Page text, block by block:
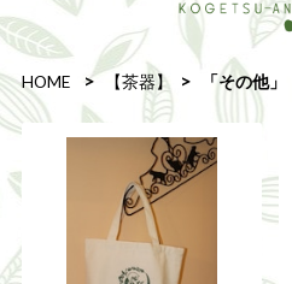
HOME 【茶器】 「その他」